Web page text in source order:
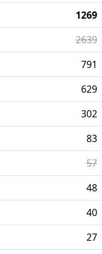
1269
2639
791
629
302
83
57
48
40
27